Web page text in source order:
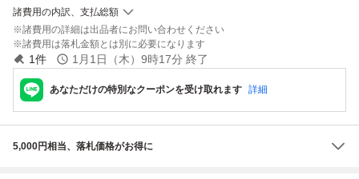
諸費用の内訳、支払総額
諸費用の詳細は出品者にお問い合わせください
諸費用は落札金額とは別に必要になります
1件 1月1日（木）9時17分 終了
あなただけの特別なクーポンを受け取れます 詳細
5,000円相当、落札価格がお得に